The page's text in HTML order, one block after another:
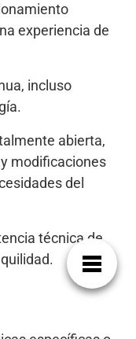
experiencia de
incluso
abierta,
modificaciones
del
técnica de